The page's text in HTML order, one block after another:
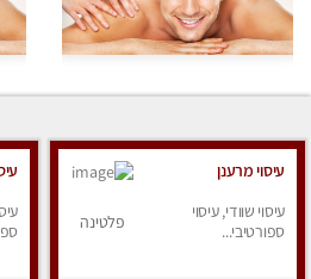
עיסוי מרענן
עיסוי שוודי, עיסוי
ספורטיבי...
פלטינה